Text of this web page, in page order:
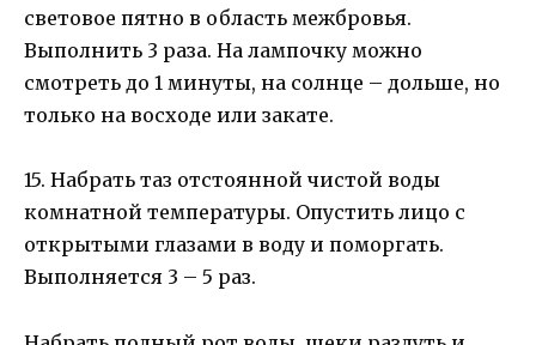
световое пятно в область межбровья.
Выполнить 3 раза. На лампочку можно
смотреть до 1 минуты, на солнце – дольше, но
только на восходе или закате.
15. Набрать таз отстоянной чистой воды
комнатной температуры. Опустить лицо с
открытыми глазами в воду и поморгать.
Выполняется 3 – 5 раз.